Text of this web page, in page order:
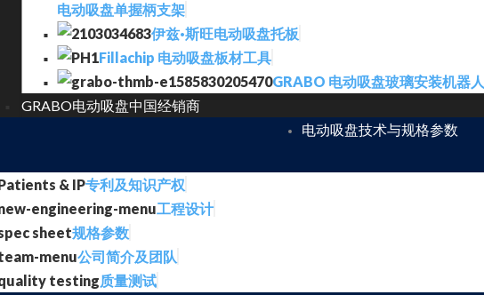
电动吸盘单握柄支架
伊兹·斯旺电动吸盘托板
Fillachip 电动吸盘板材工具
GRABO 电动吸盘玻璃安装机器人
GRABO电动吸盘中国经销商
电动吸盘技术与规格参数
专利及知识产权
工程设计
规格参数
公司简介及团队
质量测试